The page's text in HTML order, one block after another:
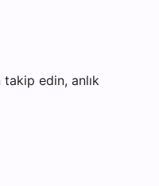
takip edin, anlık